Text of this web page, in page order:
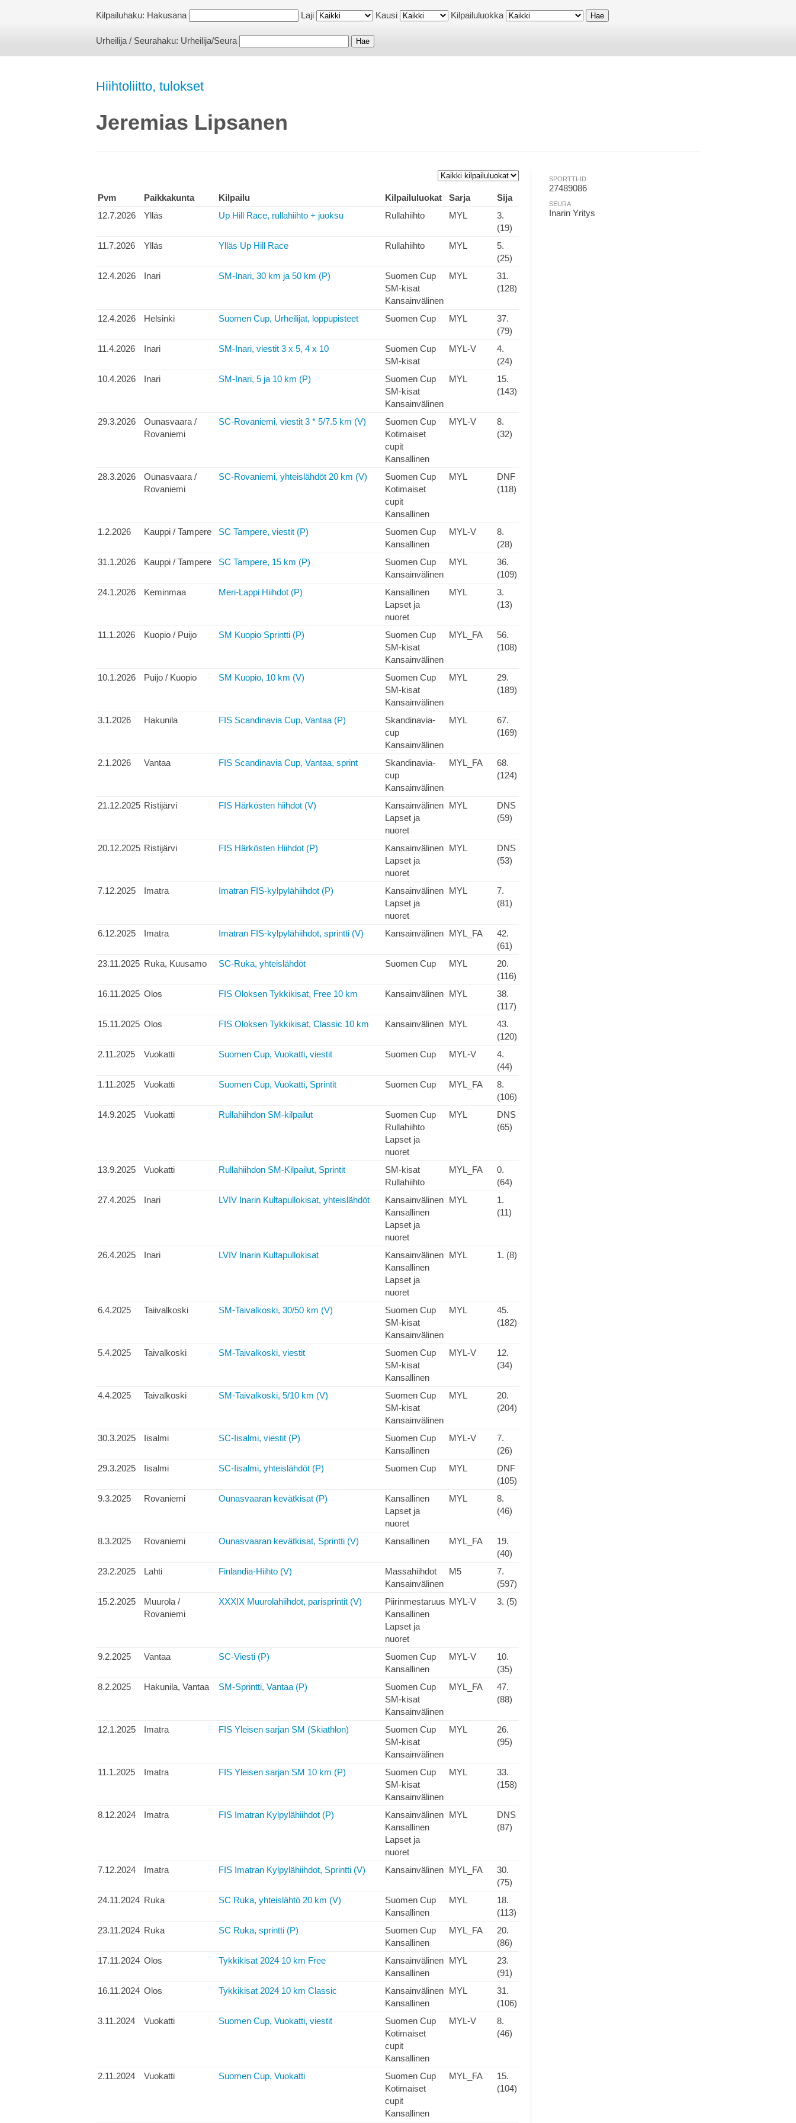
Kilpailuhaku: Hakusana Laji Kausi Kilpailuluokka
Urheilija / Seurahaku: Urheilija/Seura
Hiihtoliitto, tulokset
Jeremias Lipsanen
Pvm Paikkakunta Kilpailu Kilpailuluokat Sarja
Sija
12.7.2026
Ylläs Up Hill Race, rullahiihto + juoksu Rullahiihto MYL
3.
(19)
11.7.2026
Ylläs Ylläs Up Hill Race Rullahiihto MYL
5.
(25)
12.4.2026
Inari SM-Inari, 30 km ja 50 km (P)
Suomen Cup
SM-kisat
Kansainvälinen
MYL
31.
(128)
12.4.2026 Helsinki Suomen Cup, Urheilijat, loppupisteet Suomen Cup MYL
37.
(79)
11.4.2026
Inari SM-Inari, viestit 3 x 5, 4 x 10
Suomen Cup
SM-kisat
MYL-V
4.
(24)
10.4.2026
Inari SM-Inari, 5 ja 10 km (P)
Suomen Cup
SM-kisat
Kansainvälinen
MYL
15.
(143)
29.3.2026
Ounasvaara /
Rovaniemi
SC-Rovaniemi, viestit 3 * 5/7.5 km (V)
Suomen Cup
Kotimaiset
cupit
Kansallinen
MYL-V
8.
(32)
28.3.2026
Ounasvaara /
Rovaniemi
SC-Rovaniemi, yhteislähdöt 20 km (V)
Suomen Cup
Kotimaiset
cupit
Kansallinen
MYL
DNF
(118)
1.2.2026 Kauppi / Tampere SC Tampere, viestit (P)
Suomen Cup
Kansallinen
MYL-V
8.
(28)
31.1.2026
Kauppi / Tampere SC Tampere, 15 km (P)
Suomen Cup
Kansainvälinen
MYL
36.
(109)
24.1.2026
Keminmaa Meri-Lappi Hiihdot (P)
Kansallinen
Lapset ja
nuoret
MYL
3.
(13)
11.1.2026 Kuopio / Puijo SM Kuopio Sprintti (P)
Suomen Cup
SM-kisat
Kansainvälinen
MYL_FA
56.
(108)
10.1.2026 Puijo / Kuopio SM Kuopio, 10 km (V)
Suomen Cup
SM-kisat
Kansainvälinen
MYL
29.
(189)
3.1.2026 Hakunila FIS Scandinavia Cup, Vantaa (P)
Skandinavia-
cup
Kansainvälinen
MYL
67.
(169)
2.1.2026 Vantaa FIS Scandinavia Cup, Vantaa, sprint
Skandinavia-
cup
Kansainvälinen
MYL_FA
68.
(124)
21.12.2025 Ristijärvi FIS Härkösten hiihdot (V)
Kansainvälinen
Lapset ja
nuoret
MYL
DNS
(59)
20.12.2025 Ristijärvi FIS Härkösten Hiihdot (P)
Kansainvälinen
Lapset ja
nuoret
MYL
DNS
(53)
7.12.2025 Imatra Imatran FIS-kylpylähiihdot (P)
Kansainvälinen
Lapset ja
nuoret
MYL
7.
(81)
6.12.2025 Imatra Imatran FIS-kylpylähiihdot, sprintti (V) Kansainvälinen MYL_FA
42.
(61)
23.11.2025 Ruka, Kuusamo SC-Ruka, yhteislähdöt Suomen Cup MYL
20.
(116)
16.11.2025 Olos FIS Oloksen Tykkikisat, Free 10 km Kansainvälinen MYL
38.
(117)
15.11.2025 Olos FIS Oloksen Tykkikisat, Classic 10 km Kansainvälinen MYL
43.
(120)
2.11.2025
Vuokatti Suomen Cup, Vuokatti, viestit Suomen Cup MYL-V
4.
(44)
1.11.2025
Vuokatti Suomen Cup, Vuokatti, Sprintit Suomen Cup MYL_FA
8.
(106)
14.9.2025
Vuokatti Rullahiihdon SM-kilpailut
Suomen Cup
Rullahiihto
Lapset ja
nuoret
MYL
DNS
(65)
13.9.2025 Vuokatti Rullahiihdon SM-Kilpailut, Sprintit
SM-kisat
Rullahiihto
MYL_FA
0.
(64)
27.4.2025
Inari LVIV Inarin Kultapullokisat, yhteislähdöt
Kansainvälinen
Kansallinen
Lapset ja
nuoret
MYL
1.
(11)
26.4.2025 Inari LVIV Inarin Kultapullokisat
Kansainvälinen
Kansallinen
Lapset ja
nuoret
MYL 1. (8)
6.4.2025 Taiivalkoski SM-Taivalkoski, 30/50 km (V)
Suomen Cup
SM-kisat
Kansainvälinen
MYL
45.
(182)
5.4.2025 Taivalkoski SM-Taivalkoski, viestit
Suomen Cup
SM-kisat
Kansallinen
MYL-V
12.
(34)
4.4.2025 Taivalkoski SM-Taivalkoski, 5/10 km (V)
Suomen Cup
SM-kisat
Kansainvälinen
MYL
20.
(204)
30.3.2025 Iisalmi SC-Iisalmi, viestit (P)
Suomen Cup
Kansallinen
MYL-V
7.
(26)
29.3.2025
Iisalmi SC-Iisalmi, yhteislähdöt (P) Suomen Cup MYL
DNF
(105)
9.3.2025
Rovaniemi Ounasvaaran kevätkisat (P)
Kansallinen
Lapset ja
nuoret
MYL
8.
(46)
8.3.2025 Rovaniemi Ounasvaaran kevätkisat, Sprintti (V) Kansallinen MYL_FA
19.
(40)
23.2.2025
Lahti Finlandia-Hiihto (V)
Massahiihdot
Kansainvälinen
M5
7.
(597)
15.2.2025
Muurola /
Rovaniemi
XXXIX Muurolahiihdot, parisprintit (V)
Piirinmestaruus
Kansallinen
Lapset ja
nuoret
MYL-V 3. (5)
9.2.2025 Vantaa SC-Viesti (P)
Suomen Cup
Kansallinen
MYL-V
10.
(35)
8.2.2025
Hakunila, Vantaa SM-Sprintti, Vantaa (P)
Suomen Cup
SM-kisat
Kansainvälinen
MYL_FA
47.
(88)
12.1.2025 Imatra FIS Yleisen sarjan SM (Skiathlon)
Suomen Cup
SM-kisat
Kansainvälinen
MYL
26.
(95)
11.1.2025 Imatra FIS Yleisen sarjan SM 10 km (P)
Suomen Cup
SM-kisat
Kansainvälinen
MYL
33.
(158)
8.12.2024 Imatra FIS Imatran Kylpylähiihdot (P)
Kansainvälinen
Kansallinen
Lapset ja
nuoret
MYL
DNS
(87)
7.12.2024 Imatra FIS Imatran Kylpylähiihdot, Sprintti (V) Kansainvälinen MYL_FA
30.
(75)
24.11.2024 Ruka SC Ruka, yhteislähtö 20 km (V)
Suomen Cup
Kansallinen
MYL
18.
(113)
23.11.2024 Ruka SC Ruka, sprintti (P)
Suomen Cup
Kansallinen
MYL_FA
20.
(86)
17.11.2024 Olos Tykkikisat 2024 10 km Free
Kansainvälinen
Kansallinen
MYL
23.
(91)
16.11.2024 Olos Tykkikisat 2024 10 km Classic
Kansainvälinen
Kansallinen
MYL
31.
(106)
3.11.2024
Vuokatti Suomen Cup, Vuokatti, viestit
Suomen Cup
Kotimaiset
cupit
Kansallinen
MYL-V
8.
(46)
2.11.2024 Vuokatti Suomen Cup, Vuokatti
Suomen Cup
Kotimaiset
cupit
Kansallinen
MYL_FA
15.
(104)
SPORTTI-ID
27489086
SEURA
Inarin Yritys